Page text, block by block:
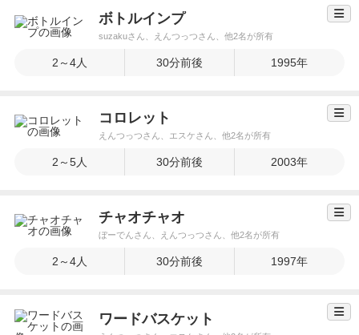
ボトルインプ
suzakuさん、えんつっつさん、他2名が所有
2～4人 30分前後 1995年
コロレット
えんつっつさん、エスケさん、他2名が所有
2～5人 30分前後 2003年
チャオチャオ
ぼーでんさん、えんつっつさん、他2名が所有
2～4人 30分前後 1997年
ワードバスケット